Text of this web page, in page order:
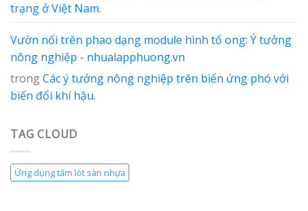
trạng ở Việt Nam.
Vườn nổi trên phao dạng module hình tổ ong: Ý tưởng
nông nghiệp - nhualapphuong.vn
trongCác ý tưởng nông nghiệp trên biển ứng phó với
biến đổi khí hậu.
TAG CLOUD
Ứng dụng tấm lót sàn nhựa